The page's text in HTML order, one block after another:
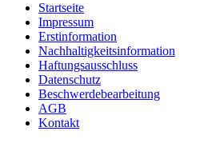
Startseite
Impressum
Erstinformation
Nachhaltigkeitsinformation
Haftungsausschluss
Datenschutz
Beschwerdebearbeitung
AGB
Kontakt